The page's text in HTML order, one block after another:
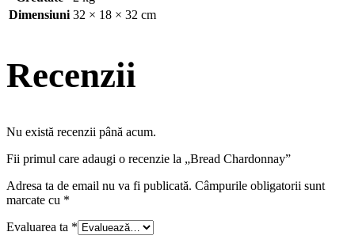
Dimensiuni 32 × 18 × 32 cm
Recenzii
Nu există recenzii până acum.
Fii primul care adaugi o recenzie la „Bread Chardonnay”
Adresa ta de email nu va fi publicată. Câmpurile obligatorii sunt
marcate cu *
Evaluarea ta *